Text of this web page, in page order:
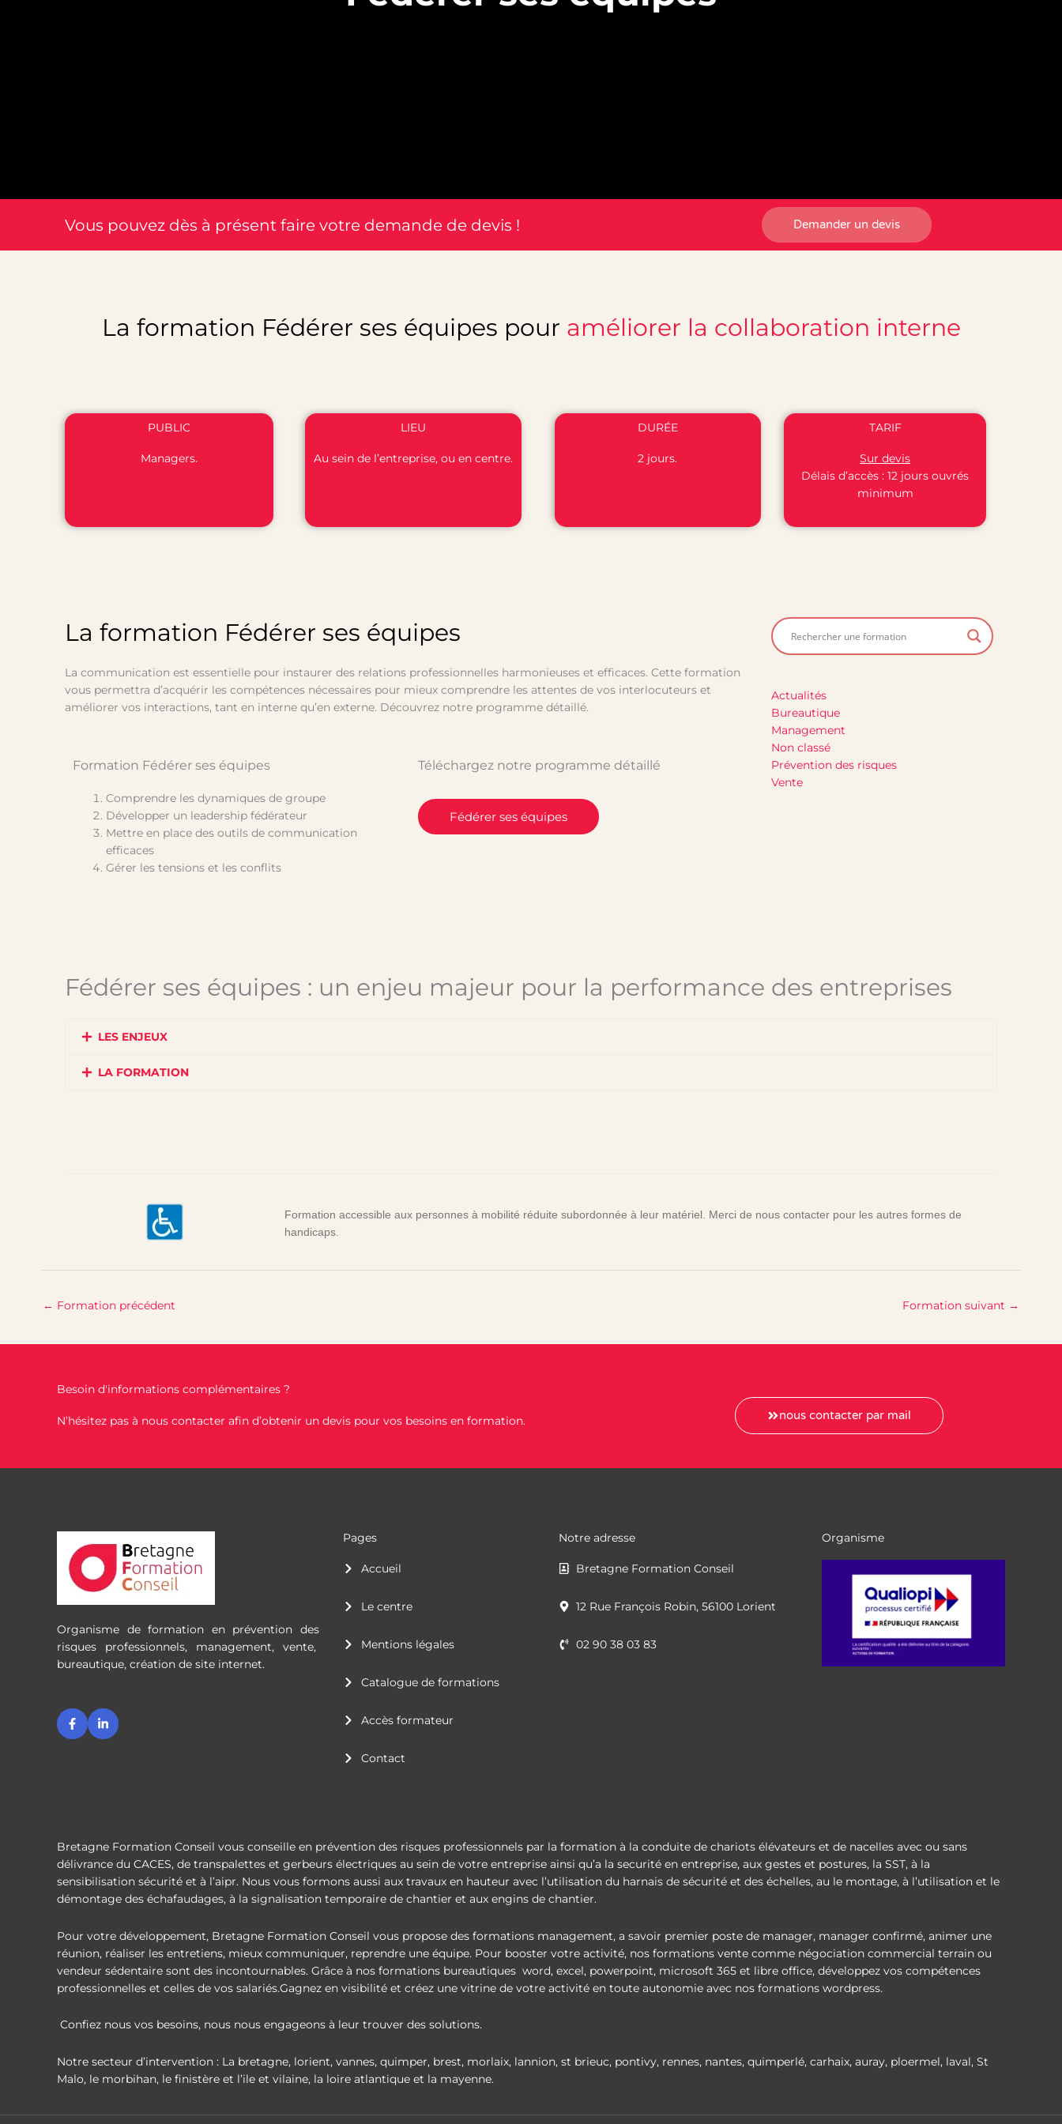
Vous pouvez dès à présent faire votre demande de devis ! Demander un devis
La formation Fédérer ses équipes pour améliorer la collaboration interne
PUBLIC
Managers.
LIEU
Au sein de l’entreprise, ou en centre.
DURÉE
2 jours.
TARIF
Sur devis
Délais d’accès : 12 jours ouvrés
minimum
La formation Fédérer ses équipes
La communication est essentielle pour instaurer des relations professionnelles harmonieuses et efficaces. Cette formation
vous permettra d’acquérir les compétences nécessaires pour mieux comprendre les attentes de vos interlocuteurs et
améliorer vos interactions, tant en interne qu’en externe. Découvrez notre programme détaillé.
Formation Fédérer ses équipes
Comprendre les dynamiques de groupe
Développer un leadership fédérateur
Mettre en place des outils de communication
efficaces
Gérer les tensions et les conflits
Téléchargez notre programme détaillé
Fédérer ses équipes
Actualités
Bureautique
Management
Non classé
Prévention des risques
Vente
Fédérer ses équipes : un enjeu majeur pour la performance des entreprises
LES ENJEUX
LA FORMATION
Formation accessible aux personnes à mobilité réduite subordonnée à leur matériel. Merci de nous contacter pour les autres formes de
handicaps.
← Formation précédent Formation suivant →
Besoin d'informations complémentaires ?
N’hésitez pas à nous contacter afin d’obtenir un devis pour vos besoins en formation. nous contacter par mail
Organisme de formation en prévention des
risques professionnels, management, vente,
bureautique, création de site internet.
F
a
c
L
i
n
Pages
Accueil
Le centre
Mentions légales
Catalogue de formations
Accès formateur
Contact
Notre adresse
Bretagne Formation Conseil
12 Rue François Robin, 56100 Lorient
02 90 38 03 83
Organisme
Bretagne Formation Conseil vous conseille en prévention des risques professionnels par la formation à la conduite de chariots élévateurs et de nacelles avec ou sans
délivrance du CACES, de transpalettes et gerbeurs électriques au sein de votre entreprise ainsi qu’a la securité en entreprise, aux gestes et postures, la SST, à la
sensibilisation sécurité et à l’aipr. Nous vous formons aussi aux travaux en hauteur avec l’utilisation du harnais de sécurité et des échelles, au le montage, à l’utilisation et le
démontage des échafaudages, à la signalisation temporaire de chantier et aux engins de chantier.
Pour votre développement, Bretagne Formation Conseil vous propose des formations management, a savoir premier poste de manager, manager confirmé, animer une
réunion, réaliser les entretiens, mieux communiquer, reprendre une équipe. Pour booster votre activité, nos formations vente comme négociation commercial terrain ou
vendeur sédentaire sont des incontournables. Grâce à nos formations bureautiques word, excel, powerpoint, microsoft 365 et libre office, développez vos compétences
professionnelles et celles de vos salariés.Gagnez en visibilité et créez une vitrine de votre activité en toute autonomie avec nos formations wordpress.
Confiez nous vos besoins, nous nous engageons à leur trouver des solutions.
Notre secteur d’intervention : La bretagne, lorient, vannes, quimper, brest, morlaix, lannion, st brieuc, pontivy, rennes, nantes, quimperlé, carhaix, auray, ploermel, laval, St
Malo, le morbihan, le finistère et l’ile et vilaine, la loire atlantique et la mayenne.